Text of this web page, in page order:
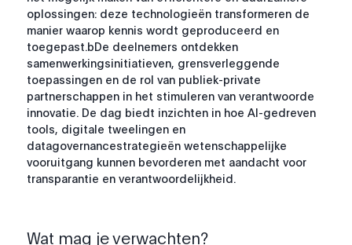
oplossingen: deze technologieën transformeren de
manier waarop kennis wordt geproduceerd en
toegepast.bDe deelnemers ontdekken
samenwerkingsinitiatieven, grensverleggende
toepassingen en de rol van publiek-private
partnerschappen in het stimuleren van verantwoorde
innovatie. De dag biedt inzichten in hoe AI-gedreven
tools, digitale tweelingen en
datagovernancestrategieën wetenschappelijke
vooruitgang kunnen bevorderen met aandacht voor
transparantie en verantwoordelijkheid.
Wat mag je verwachten?